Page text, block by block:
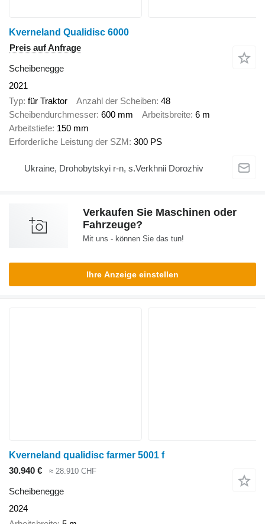
Kverneland Qualidisc 6000
Preis auf Anfrage
Scheibenegge
2021
Typ für Traktor Anzahl der Scheiben 48
Scheibendurchmesser 600 mm Arbeitsbreite 6 m
Arbeitstiefe 150 mm
Erforderliche Leistung der SZM 300 PS
Ukraine, Drohobytskyi r-n, s.Verkhnii Dorozhiv
Verkaufen Sie Maschinen oder
Fahrzeuge?
Mit uns - können Sie das tun!
Ihre Anzeige einstellen
Kverneland qualidisc farmer 5001 f
30.940 €
≈ 28.910 CHF
Scheibenegge
2024